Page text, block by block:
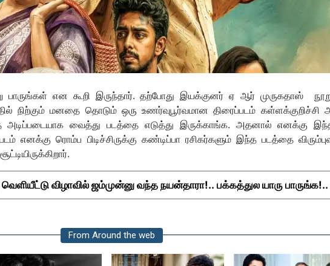
பாருங்கள் என கூறி இருந்தார். தற்போது இயக்குனர் ஏ ஆர் முருகதாஸ்
நிற்கும் மனதை தொடும் ஒரு உணர்வுபூர்வமான திரைப்படம் கள்ளக்குறிச்சி
அடிப்படையாக வைத்து படத்தை எடுத்து இருக்காங்க. அதனால் எனக்கு
எனக்கு ரொம்ப பிடிச்சிருக்கு கண்டிப்பா ரசிகர்களும் இந்த படத்தை
வெளியீட்டு விழாவில் ஜம்முன்னு வந்த நயன்தாரா!.. பக்கத்துல யாரு பாருங்க!..
From Around the web